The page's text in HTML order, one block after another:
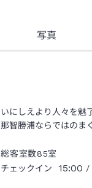
写真
いにしえより人々を魅
那智勝浦ならではのま
総客室数85室
チェックイン
15:00 /